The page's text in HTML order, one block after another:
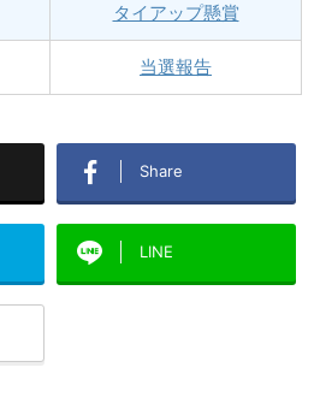
タイアップ懸賞
当選報告
Share
LINE